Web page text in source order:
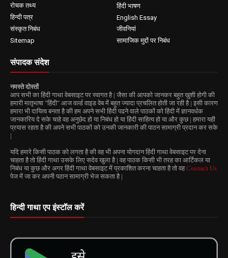
रोचक तथ्य
हिंदी भाषण
हिन्दी पत्र
English Essay
संस्कृत निबंध
जीवनियां
Sitemap
सामाजिक मुद्दों पर निबंध
संपादक संदेश
नमस्ते दोस्तों
आप सभी का हिंदी गाथा वेबसाइट पर स्वागत है | जैसा की आपको जानकर बहुत ख़ुशी होगी की
हमारी मातृभाषा "हिंदी" आज वर्ल्ड वाइड वेब में बहुत ज्यादा प्रचलित होती जा रही है | इसी कारण
हमारा भी दायित्व बनता है की हम अपने सभी हिंदी पढने वाले पाठकों को हिंदी में ज्ञानवर्धक
जानकारिय दे सके चाहे वह अनुछेद हो या निबंध हो या हिंदी साहित्य हो या और कुछ | हमारा यही
प्रयास रहता है की अपने सभी पाठकों को उनकी जानकारी की पाठन सामाग्री प्रदान कर सके
|
यदि हमारे किसी पाठक को लगता है की वह भी अपना योगदान हिंदी गाथा वेबसाइट पर देना
चाहता है तो हिंदी गाथा उसके लिए सदेव खुला है | वह पाठक किसी भी तरह का आर्टिकल या
निबंध या कुछ और अगर हिंदी गाथा वेबसाइट में प्रकाशित करना चाहता है तो वहContact Us
पेज में जा कर अपनी पठान सामाग्री भेज सकता है |
हिन्दी गाथा एप इंस्टॉल करें